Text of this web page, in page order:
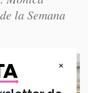
la Semana
×